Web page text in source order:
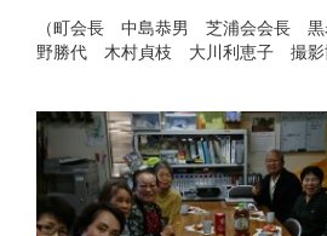
（町会長 中島恭男 芝浦会会長
野勝代 木村貞枝 大川利恵子 撮影